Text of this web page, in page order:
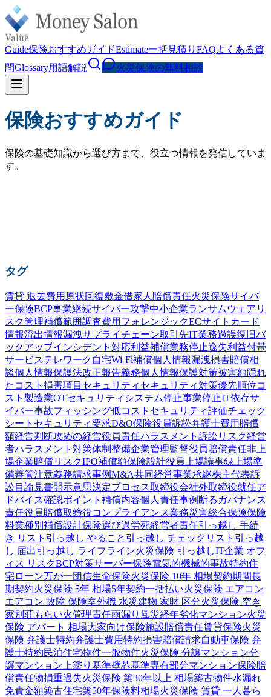
Guide保険おすすめガイドEstimate一括見積り FAQよくある質
問Glossary用語解説 火災保険の無料相談
保険おすすめガイド
保険の基礎知識から選び方まで、役立つ情報を発信していま
す。
タグ
賃貸 退去費用 原状回復敷金借家人賠償責任火災保険サイバ
ー保険BCP事業継続サイバー攻撃中小企業ランサムウェア リ
スク管理補償範囲調査費用 フォレンジックECサイト カード
情報流出情報漏洩サプライチェーン取引先IT業務過誤復旧バ
ックアップインシデント対応利益補償業務停止逸失利益付帯
サービステレワーク 自宅Wi-Fi補償個人情報漏洩損害賠償相
談個人情報保護法改正報告義務個人情報保護対策被害額隠れ
たコスト 損害項目 セキュリティ セキュリティ対策優先順位コ
スト 製造業OTセキュリティ システム停止事業停止IT依存サ
イバー事故フィッシング低コスト セキュリティ評価チェック
シート セキュリティ要求D&O保険役員訴訟弁護士費用 賠償
額経営判断攻めの経営役員責任ハラスメント 訴訟リスク経営
者ハラスメント対策体制整備企業管理監督役員賠償責任非上
場企業賠償リスクIPO補償額保険設計役員 上場議事録 上場準
備善管注意義務請求事例M&A共同経営事業承継株主代表訴
訟目論見書開示意思決定プロセス取締役会社外取締役就任ア
ドバイス確認ポイント 補償内容個人責任事例 断る ガバナンス
責任役員賠償取締役コンプライアンス業務災害総合保険保険
料業種別 補償設計保険選び過労死経営者責任引っ越し 手続
き リスト 引っ越し やること 引っ越し チェックリスト 引っ越
し 届出引っ越し ライフライン火災保険 引っ越しIT企業 オフ
ィス リスクBCP対策サーバー保険電気的機械的事故特約住
宅ローン万が一団信生命保険火災保険 10年 相場契約期間長
期契約火災保険 5年 相場5年契約一括払い火災保険 エアコン
エアコン 故障 保険室外機 水災建物 家財 区分火災保険 空き
家別荘もらい火管理責任雨漏り 風災経年劣化マンション火災
保険 アパート 相場大家向け保険施設賠償責任賃貸保険火災
保険 弁護士特約弁護士費用特約損害賠償請求自動車保険 弁
護士特約民泊住宅物件一般物件火災保険 分譲マンション分
譲マンション 上塗り基準壁芯基準専有部分マンション保険賠
償責任物損重過失火災保険 築30年以上 相場築古物件水漏れ
免責金額築古住宅築50年保険料相場火災保険 賃貸 一人暮ら